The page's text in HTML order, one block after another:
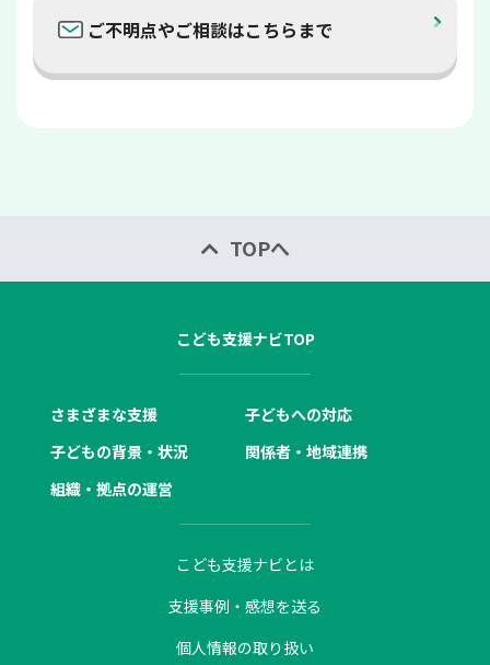
ご不明点やご相談はこちらまで
TOPへ
こども支援ナビTOP
さまざまな支援
子どもへの対応
子どもの背景・状況
関係者・地域連携
組織・拠点の運営
こども支援ナビとは
支援事例・感想を送る
個人情報の取り扱い